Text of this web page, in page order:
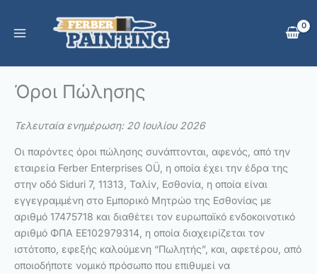
content
Όροι Πώλησης
Τελευταία ενημέρωση: 20 Ιουλίου 2026
Οι παρόντες όροι πώλησης συνάπτονται, αφενός, από την
εταιρεία Ferber Enterprises OÜ, η οποία έχει την έδρα της
στην οδό Siduri 7, 11313, Ταλίν, Εσθονία, η οποία είναι
εγγεγραμμένη στο Εμπορικό Μητρώο της Εσθονίας με
αριθμό 17475718 και διαθέτει τον ευρωπαϊκό ενδοκοινοτικό
αριθμό ΦΠΑ EE102979314, η οποία διαχειρίζεται τον
ιστότοπο, εφεξής καλούμενη “Πωλητής”, και, αφετέρου, από
οποιοδήποτε νομικό πρόσωπο που επιθυμεί να